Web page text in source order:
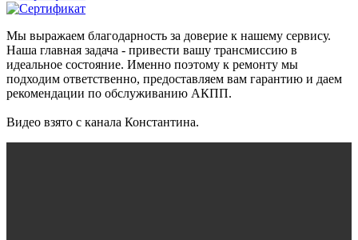
Мы выражаем благодарность за доверие к нашему сервису.
Наша главная задача - привести вашу трансмиссию в
идеальное состояние. Именно поэтому к ремонту мы
подходим ответственно, предоставляем вам гарантию и даем
рекомендации по обслуживанию АКПП.
Видео взято с канала Константина.